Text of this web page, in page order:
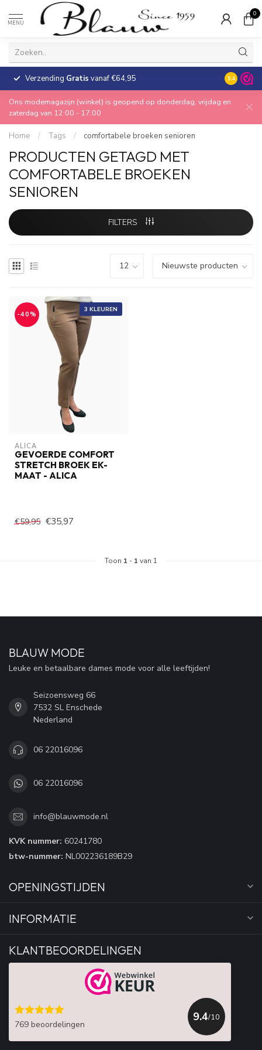
MENU
0
Verzending Gratis vanaf €64,95 30 dagen
9.4
Ons modemagazijn (winkel) is geopend op donderdag, vrijdag en
zaterdag van 12:00 - 17:00
Home / Tags / comfortabele broeken senioren
PRODUCTEN GETAGD MET
COMFORTABELE BROEKEN
SENIOREN
FILTERS
3 KLEUREN
-40%
ALICA
GEVOERDE COMFORT
STRETCH BROEK EK-
MAAT - ALICA
€59,95 €35,97
Toon 1 - 1 van 1
BLAUW MODE
Leuke en betaalbare dames mode voor alle leeftijden!
Seizoensweg 66
7532 SL Enschede
Nederland
06 22016096
06 22016096
info@blauwmode.nl
KVK nummer: 60241780
btw-nummer: NL002236189B29
OPENINGSTIJDEN
INFORMATIE
KLANTBEOORDELINGEN
769 beoordelingen
9.4/10